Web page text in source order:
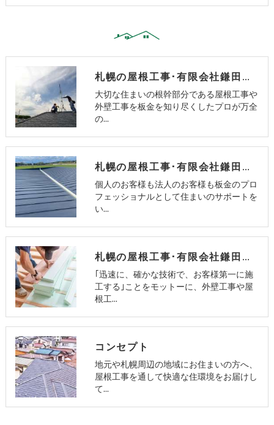
札幌の屋根工事･有限会社鎌田板金工業の口コミ情報
大切な住まいの根幹部分である屋根工事や
外壁工事を板金を知り尽くしたプロが万全
の…
札幌の屋根工事･有限会社鎌田板金工業のお客様の声
個人のお客様も法人のお客様も板金のプロ
フェッショナルとして住まいのサポートを
い…
札幌の屋根工事･有限会社鎌田板金工業の評判
｢迅速に、確かな技術で、お客様第一に施
工する｣ことをモットーに、外壁工事や屋
根工…
コンセプト
地元や札幌周辺の地域にお住まいの方へ、
屋根工事を通して快適な住環境をお届けし
て…